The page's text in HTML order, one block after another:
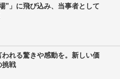
"」に飛び込み、当事者として
われる驚きや感動を。新しい価
挑戦